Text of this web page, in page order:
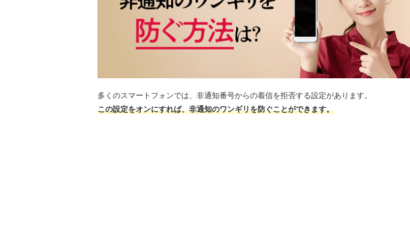
多くのスマートフォンでは、非通知番号からの着信を拒否する設定があります。
この設定をオンにすれば、非通知のワンギリを防ぐことができます。